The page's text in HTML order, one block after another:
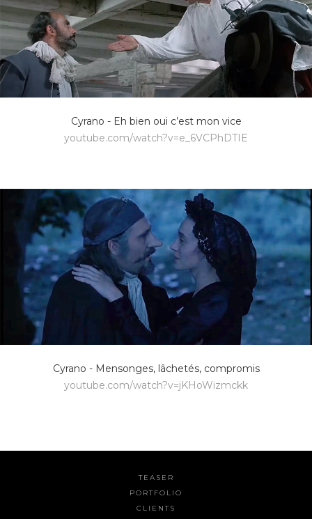
Cyrano - Eh bien oui c’est mon vice
youtube.com/watch?v=e_6VCPhDTIE
Cyrano - Mensonges, lâchetés, compromis
youtube.com/watch?v=jKHoWizmckk
TEASER
PORTFOLIO
CLIENTS